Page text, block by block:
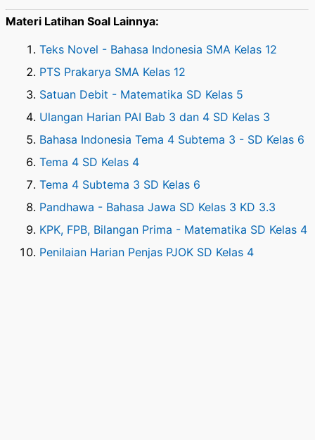
Materi Latihan Soal Lainnya:
Teks Novel - Bahasa Indonesia SMA Kelas 12
PTS Prakarya SMA Kelas 12
Satuan Debit - Matematika SD Kelas 5
Ulangan Harian PAI Bab 3 dan 4 SD Kelas 3
Bahasa Indonesia Tema 4 Subtema 3 - SD Kelas 6
Tema 4 SD Kelas 4
Tema 4 Subtema 3 SD Kelas 6
Pandhawa - Bahasa Jawa SD Kelas 3 KD 3.3
KPK, FPB, Bilangan Prima - Matematika SD Kelas 4
Penilaian Harian Penjas PJOK SD Kelas 4